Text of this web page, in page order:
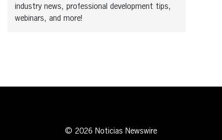
industry news, professional development tips,
webinars, and more!
© 2026 Noticias Newswire